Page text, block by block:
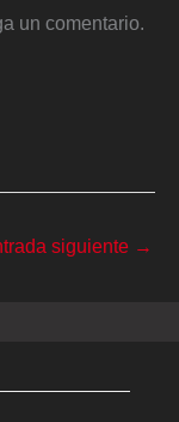
un comentario.
siguiente →